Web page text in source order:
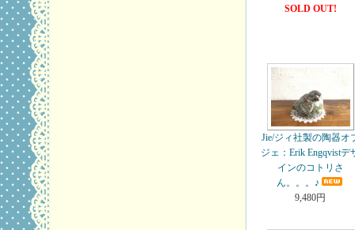
SOLD OUT!
Jie/ジィ社製の陶器オ
ジェ：Erik Engqvistデ
インのコトリさ
ん。。。♪
9,480円